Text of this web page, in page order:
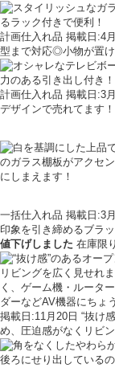
計画仕入れ品 掲載日:4
型まで対応◎小物が置
計画仕入れ品 掲載日:3
デザインで売れてます
一括仕入れ品 掲載日:3
印象を引き締めるブラ
値下げしました 在庫限り
掲載日:11月20日 “抜け
め、圧迫感がなくリビ